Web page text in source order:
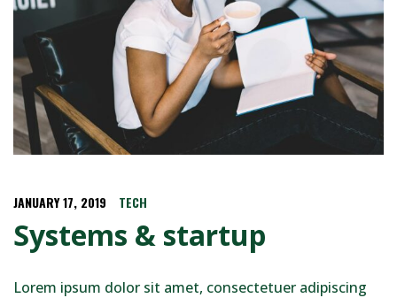
JANUARY 17, 2019 TECH
Systems & startup
Lorem ipsum dolor sit amet, consectetuer adipiscing